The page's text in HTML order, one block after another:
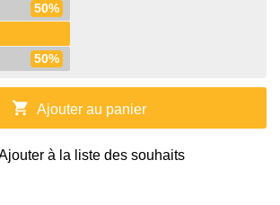
50%
50%
shopping_cart Ajouter au panier
à la liste des souhaits